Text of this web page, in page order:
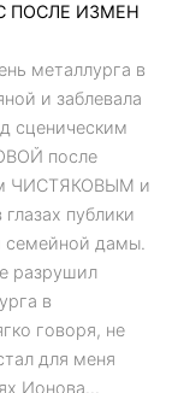
ПОСЛЕ ИЗМЕН
металлурга в
и заблевала
сценическим
после
ЧИСТЯКОВЫМ и
публики
семейной дамы.
разрушил
в
говоря, не
для меня
Ионова...